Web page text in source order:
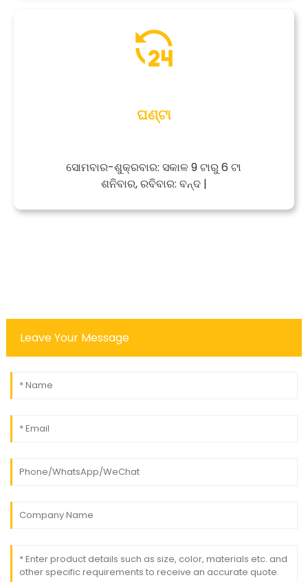
ଘଣ୍ଟା
ସୋମବାର-ଶୁକ୍ରବାର: ସକାଳ 9 ଟାରୁ 6 ଟା
ଶନିବାର, ରବିବାର: ବନ୍ଦ |
Leave Your Message